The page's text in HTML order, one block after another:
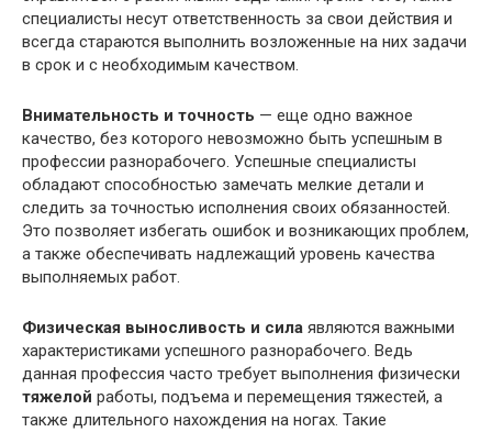
специалисты несут ответственность за свои действия и
всегда стараются выполнить возложенные на них задачи
в срок и с необходимым качеством.
Внимательность и точность — еще одно важное
качество, без которого невозможно быть успешным в
профессии разнорабочего. Успешные специалисты
обладают способностью замечать мелкие детали и
следить за точностью исполнения своих обязанностей.
Это позволяет избегать ошибок и возникающих проблем,
а также обеспечивать надлежащий уровень качества
выполняемых работ.
Физическая выносливость и сила являются важными
характеристиками успешного разнорабочего. Ведь
данная профессия часто требует выполнения физически
тяжелой работы, подъема и перемещения тяжестей, а
также длительного нахождения на ногах. Такие